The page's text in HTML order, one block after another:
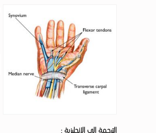
الترجمة إلى الإنجليزية :